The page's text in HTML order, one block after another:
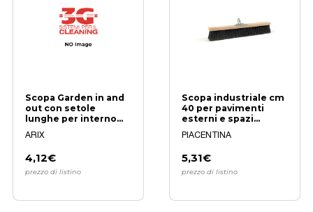
Scopa Garden in and
out con setole
lunghe per interno
ARIX
4,12€
prezzo di listino
Scopa industriale cm
40 per pavimenti
esterni e spazi
PIACENTINA
5,31€
prezzo di listino